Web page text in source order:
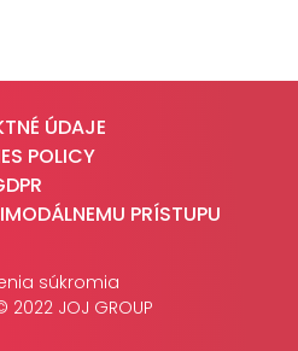
ÚDAJE
POLICY
PRÍSTUPU
súkromia
JOJ GROUP